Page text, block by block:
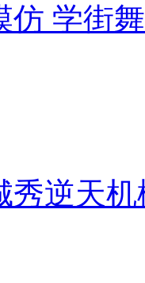
仿 学街
秀逆天机